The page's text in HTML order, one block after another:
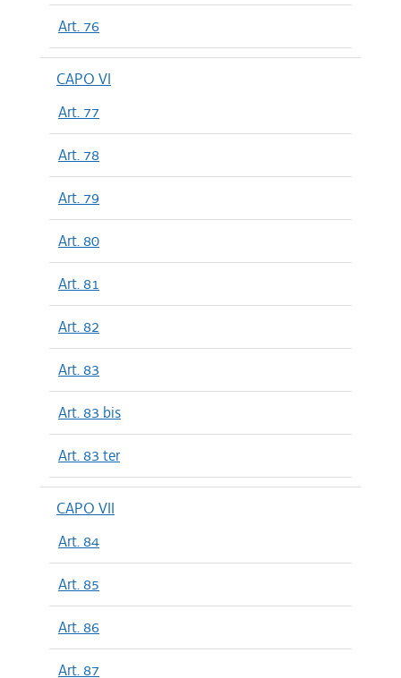
Art. 76
CAPO VI
Art. 77
Art. 78
Art. 79
Art. 80
Art. 81
Art. 82
Art. 83
Art. 83 bis
Art. 83 ter
CAPO VII
Art. 84
Art. 85
Art. 86
Art. 87